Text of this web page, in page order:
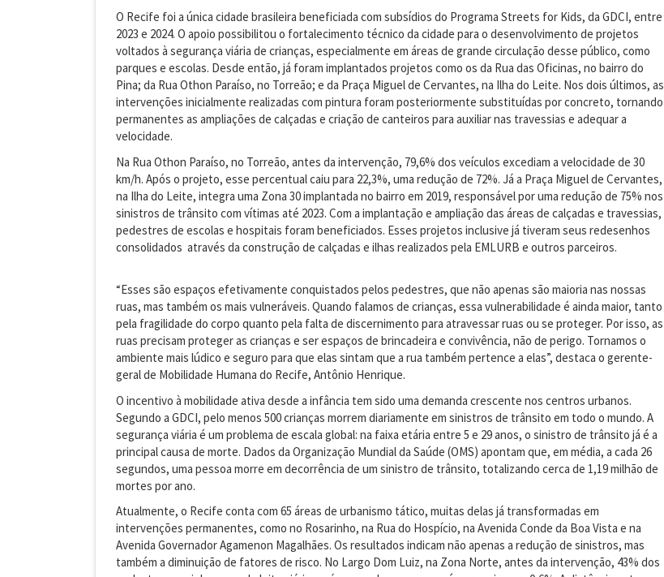
O Recife foi a única cidade brasileira beneficiada com subsídios do Programa Streets for Kids, da GDCI, entre
2023 e 2024. O apoio possibilitou o fortalecimento técnico da cidade para o desenvolvimento de projetos
voltados à segurança viária de crianças, especialmente em áreas de grande circulação desse público, como
parques e escolas. Desde então, já foram implantados projetos como os da Rua das Oficinas, no bairro do
Pina; da Rua Othon Paraíso, no Torreão; e da Praça Miguel de Cervantes, na Ilha do Leite. Nos dois últimos, as
intervenções inicialmente realizadas com pintura foram posteriormente substituídas por concreto, tornando
permanentes as ampliações de calçadas e criação de canteiros para auxiliar nas travessias e adequar a
velocidade.
Na Rua Othon Paraíso, no Torreão, antes da intervenção, 79,6% dos veículos excediam a velocidade de 30
km/h. Após o projeto, esse percentual caiu para 22,3%, uma redução de 72%. Já a Praça Miguel de Cervantes,
na Ilha do Leite, integra uma Zona 30 implantada no bairro em 2019, responsável por uma redução de 75% nos
sinistros de trânsito com vítimas até 2023. Com a implantação e ampliação das áreas de calçadas e travessias,
pedestres de escolas e hospitais foram beneficiados. Esses projetos inclusive já tiveram seus redesenhos
consolidados através da construção de calçadas e ilhas realizados pela EMLURB e outros parceiros.
“Esses são espaços efetivamente conquistados pelos pedestres, que não apenas são maioria nas nossas
ruas, mas também os mais vulneráveis. Quando falamos de crianças, essa vulnerabilidade é ainda maior, tanto
pela fragilidade do corpo quanto pela falta de discernimento para atravessar ruas ou se proteger. Por isso, as
ruas precisam proteger as crianças e ser espaços de brincadeira e convivência, não de perigo. Tornamos o
ambiente mais lúdico e seguro para que elas sintam que a rua também pertence a elas”, destaca o gerente-
geral de Mobilidade Humana do Recife, Antônio Henrique.
O incentivo à mobilidade ativa desde a infância tem sido uma demanda crescente nos centros urbanos.
Segundo a GDCI, pelo menos 500 crianças morrem diariamente em sinistros de trânsito em todo o mundo. A
segurança viária é um problema de escala global: na faixa etária entre 5 e 29 anos, o sinistro de trânsito já é a
principal causa de morte. Dados da Organização Mundial da Saúde (OMS) apontam que, em média, a cada 26
segundos, uma pessoa morre em decorrência de um sinistro de trânsito, totalizando cerca de 1,19 milhão de
mortes por ano.
Atualmente, o Recife conta com 65 áreas de urbanismo tático, muitas delas já transformadas em
intervenções permanentes, como no Rosarinho, na Rua do Hospício, na Avenida Conde da Boa Vista e na
Avenida Governador Agamenon Magalhães. Os resultados indicam não apenas a redução de sinistros, mas
também a diminuição de fatores de risco. No Largo Dom Luiz, na Zona Norte, antes da intervenção, 43% dos